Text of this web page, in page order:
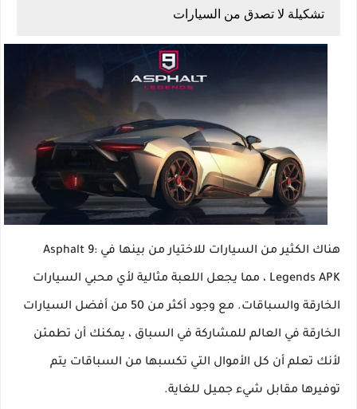
تشكيلة لا تصدق من السيارات
هناك الكثير من السيارات للاختيار من بينها في Asphalt 9:
Legends APK ، مما يجعل اللعبة مثالية لأي محبي السيارات
الخارقة والسباقات. مع وجود أكثر من 50 من أفضل السيارات
الخارقة في العالم للمشاركة في السباق ، يمكنك أن تطمئن
لأنك تعلم أن كل الأموال التي تكسبها من السباقات يتم
توفيرها مقابل شيء جميل للغاية.